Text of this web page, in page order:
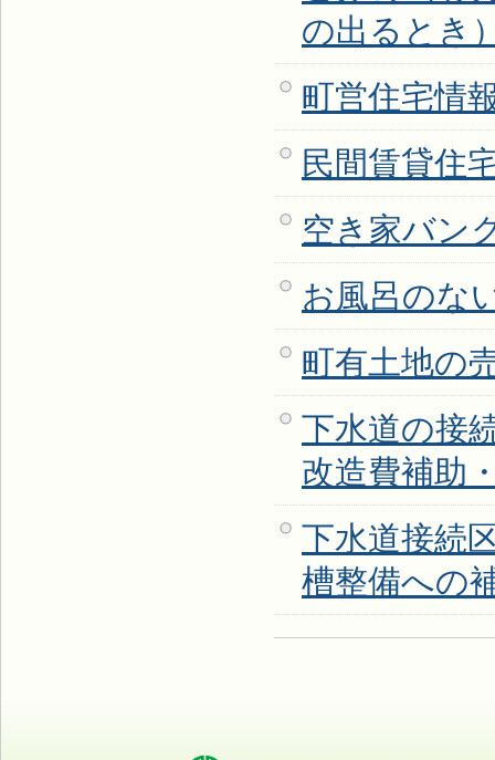
の出るとき
町営住宅情
民間賃貸住
空き家バン
お風呂のな
町有土地の
下水道の接
改造費補助
下水道接続
槽整備への